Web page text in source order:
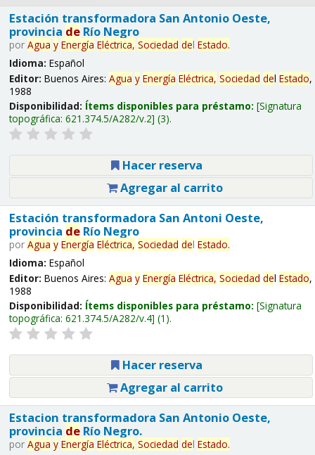
Estación transformadora San Antonio Oeste,
provincia deRío Negro
por Agua y Energía Eléctrica, Sociedad del Estado.
Idioma: Español
Editor: Buenos Aires: Agua y Energía Eléctrica, Sociedad del Estado,
1988
Disponibilidad: Ítems disponibles para préstamo: Signatura
topográfica: 621.374.5/A282/v.2 (3).
Hacer reserva
Agregar al carrito
Estación transformadora San Antoni Oeste,
provincia deRío Negro
por Agua y Energía Eléctrica, Sociedad del Estado.
Idioma: Español
Editor: Buenos Aires: Agua y Energía Eléctrica, Sociedad del Estado,
1988
Disponibilidad: Ítems disponibles para préstamo: Signatura
topográfica: 621.374.5/A282/v.4 (1).
Hacer reserva
Agregar al carrito
Estacion transformadora San Antonio Oeste,
provincia deRío Negro.
por Agua y Energía Eléctrica, Sociedad del Estado.